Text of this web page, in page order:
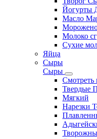
Йогурты
Масло
Молоко
Сухие
Яйца
Сыры
Сыры
Смотреть
Твердые
Мягкий
Нарезки